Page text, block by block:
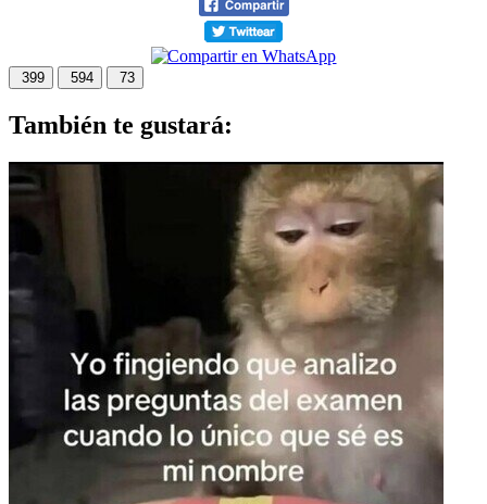
399 594 73
También te gustará: